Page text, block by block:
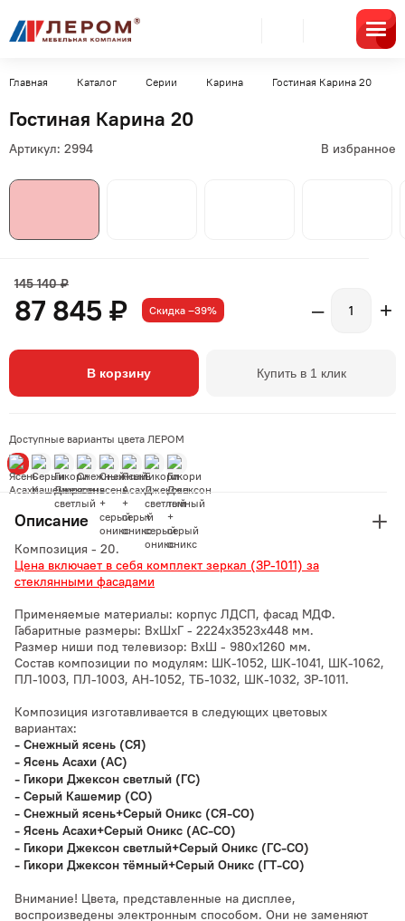
Главная Каталог Серии Карина Гостиная Карина 20
Гостиная Карина 20
Артикул: 2994 В избранное
Доступные варианты цвета ЛЕРОМ
145 140 ₽
87 845 ₽ Скидка –39% – +
В корзину Купить в 1 клик
Описание
Композиция - 20.
Цена включает в себя комплект зеркал (ЗР-1011) за
стеклянными фасадами
Применяемые материалы: корпус ЛДСП, фасад МДФ.
Габаритные размеры: ВхШхГ - 2224х3523х448 мм.
Размер ниши под телевизор: ВхШ - 980x1260 мм.
Состав композиции по модулям: ШК-1052, ШК-1041, ШК-1062,
ПЛ-1003, ПЛ-1003, АН-1052, ТБ-1032, ШК-1032, ЗР-1011.
Композиция изготавливается в следующих цветовых
вариантах:
- Снежный ясень (СЯ)
- Ясень Асахи (АС)
- Гикори Джексон светлый (ГС)
- Серый Кашемир (СО)
- Снежный ясень+Серый Оникс (СЯ-СО)
- Ясень Асахи+Серый Оникс (АС-СО)
- Гикори Джексон светлый+Серый Оникс (ГС-СО)
- Гикори Джексон тёмный+Серый Оникс (ГТ-СО)
Внимание! Цвета, представленные на дисплее,
воспроизведены электронным способом. Они не заменяют